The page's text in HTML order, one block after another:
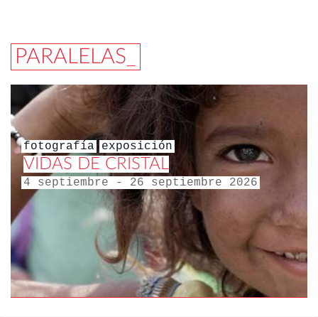
PARALELAS_
fotografía exposición
VIDAS DE CRISTAL
4 septiembre - 26 septiembre 2026